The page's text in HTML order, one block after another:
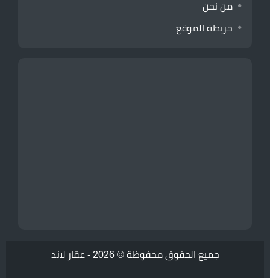
من نحن
خريطة الموقع
جميع الحقوق محفوظة © 2026 - عقار لاند